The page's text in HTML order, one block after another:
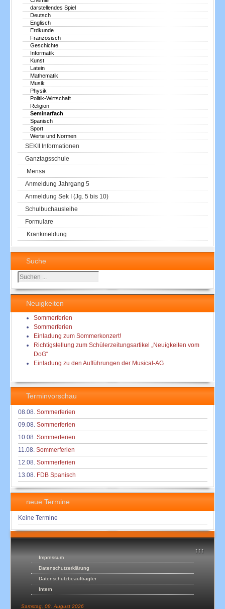
↑↑↑
Impressum
Datenschutzerklärung
Datenschutzbeauftragter
Intern
Samstag, 08. August 2026
darstellendes Spiel
Deutsch
Englisch
Erdkunde
Französisch
Geschichte
Informatik
Kunst
Latein
Mathematik
Musik
Physik
Politik-Wirtschaft
Religion
Seminarfach
Spanisch
Sport
Werte und Normen
SEKII Informationen
Ganztagsschule
Mensa
Anmeldung Jahrgang 5
Anmeldung Sek I (Jg. 5 bis 10)
Schulbuchausleihe
Formulare
Krankmeldung
Suche
Suchen
...
Neuigkeiten
Sommerferien
Sommerferien
Einladung zum Sommerkonzert!
Richtigstellung zum Schülerzeitungsartikel „Neuigkeiten vom
DoG“
Einladung zu den Aufführungen der Musical-AG
Terminvorschau
08.08. Sommerferien
09.08. Sommerferien
10.08. Sommerferien
11.08. Sommerferien
12.08. Sommerferien
13.08. FDB Spanisch
neue Termine
Keine Termine